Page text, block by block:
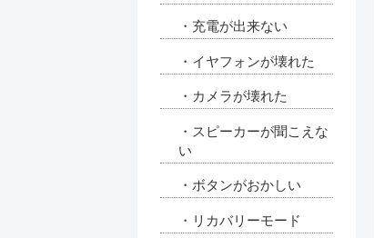
・充電が出来ない
・イヤフォンが壊れた
・カメラが壊れた
・スピーカーが聞こえな
い
・ボタンがおかしい
・リカバリーモード